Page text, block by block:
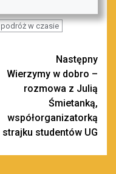
podróż w czasie
Następny
Wierzymy w dobro –
rozmowa z Julią
Śmietanką,
współorganizatorką
strajku studentów UG